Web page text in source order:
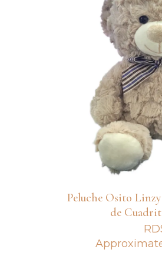
Peluche Osito
de